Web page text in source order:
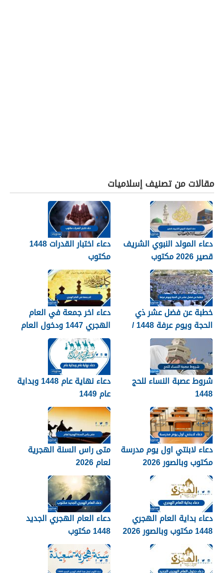
مقالات من تصنيف إسلاميات
دعاء المولد النبوي الشريف
قصير 2026 مكتوب
دعاء اختبار القدرات 1448
مكتوب
خطبة عن فضل عشر ذي
الحجة ويوم عرفة 1448 /
2026
دعاء اخر جمعة في العام
الهجري 1447 ودخول العام
الجديد 1448
شروط عصبة النساء للحج
1448
دعاء نهاية عام 1448 وبداية
عام 1449
دعاء لابنتي اول يوم مدرسة
مكتوب وبالصور 2026
متى راس السنة الهجرية
لعام 2026
دعاء بداية العام الهجري
1448 مكتوب وبالصور 2026
دعاء العام الهجري الجديد
1448 مكتوب